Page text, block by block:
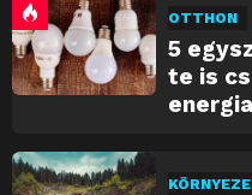
OTTHON
5
te is